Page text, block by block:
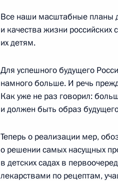
Рабочая встреча с
20 ноября 2019 года, 18:00
Встреча с Хабибом
12 сентября 2019 года, 16:45
Рабочая встреча с главой
Васильевым
Все наши масштабные планы
и качества жизни
их детям.
Для успешного будущего
намного больше. И речь
Как уже не раз говорил:
и должен быть образ
Теперь о реализации мер,
о решении самых насущных
в детских садах в
лекарствами по рецептам,